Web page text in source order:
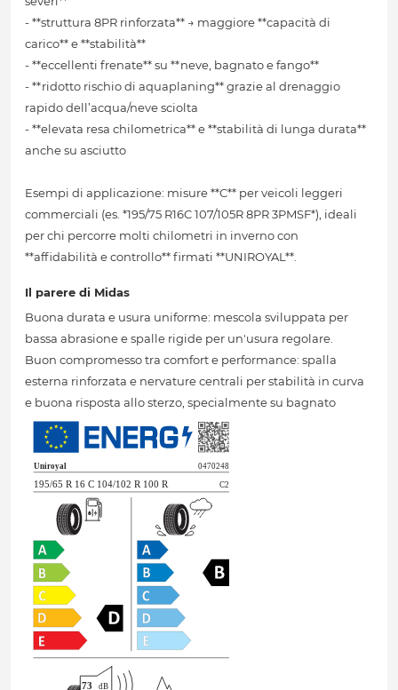
- **struttura 8PR rinforzata** → maggiore **capacità di
carico** e **stabilità**
- **eccellenti frenate** su **neve, bagnato e fango**
- **ridotto rischio di aquaplaning** grazie al drenaggio
rapido dell’acqua/neve sciolta
- **elevata resa chilometrica** e **stabilità di lunga durata**
anche su asciutto
Esempi di applicazione: misure **C** per veicoli leggeri
commerciali (es. *195/75 R16C 107/105R 8PR 3PMSF*), ideali
per chi percorre molti chilometri in inverno con
**affidabilità e controllo** firmati **UNIROYAL**.
Il parere di Midas
Buona durata e usura uniforme: mescola sviluppata per
bassa abrasione e spalle rigide per un'usura regolare.
Buon compromesso tra comfort e performance: spalla
esterna rinforzata e nervature centrali per stabilità in curva
e buona risposta allo sterzo, specialmente su bagnato